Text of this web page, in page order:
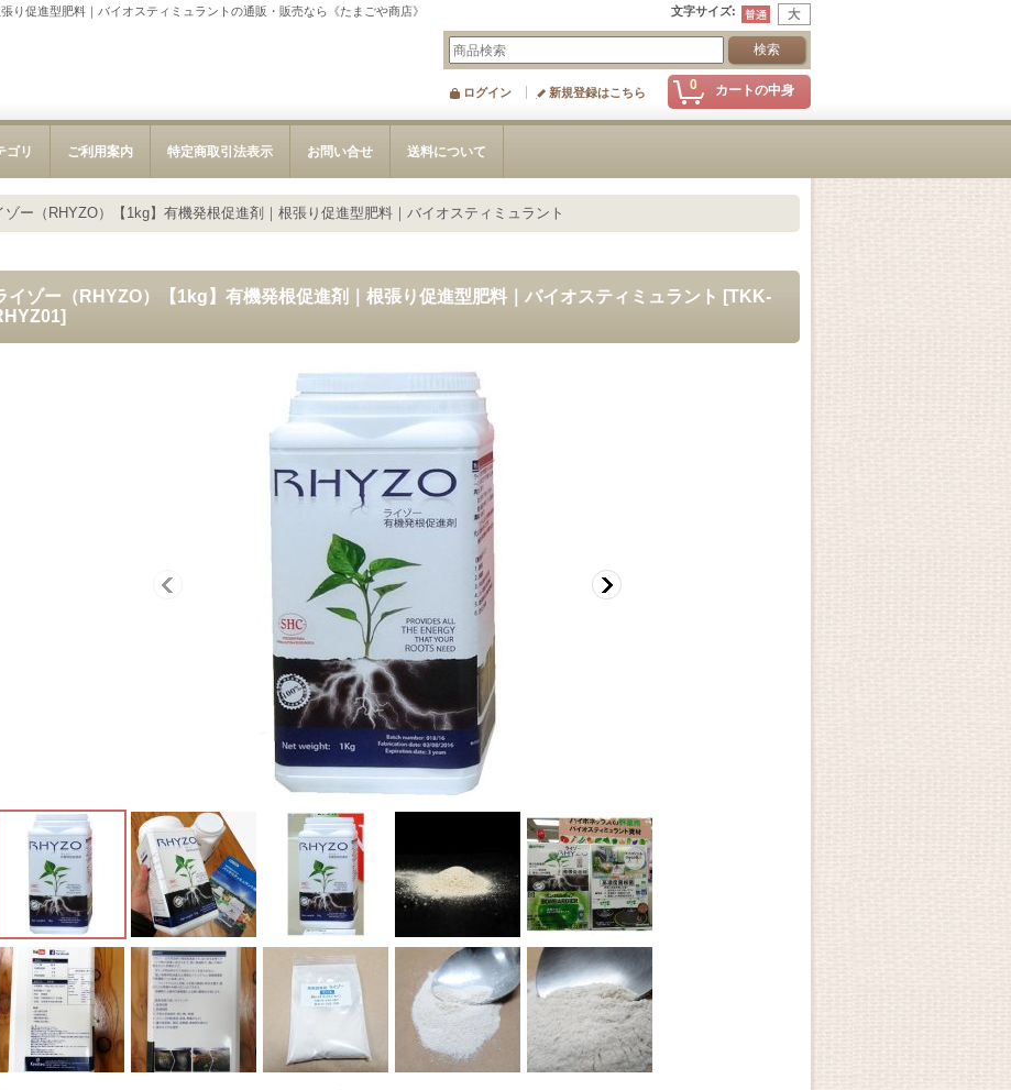
り促進型肥料｜バイオスティミュラントの通販・販売なら《たまごや商店》 文字サイズ:
0 カートの中身
ログイン 新規登録はこちら
ゴリ ご利用案内 特定商取引法表示 お問い合せ 送料について
ゾー（RHYZO）【1kg】有機発根促進剤｜根張り促進型肥料｜バイオスティミュラント
イゾー（RHYZO）【1kg】有機発根促進剤｜根張り促進型肥料｜バイオスティミュラント [TKK-
]